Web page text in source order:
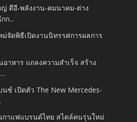
ญ่ ดีอี-พลังงาน-คมนาคม-ต่าง
ก...
ม่จัดพิธีเปิดงานนิทรรศการผลการ
าหาร แถลงความสำเร็จ สร้าง
นซ์ เปิดตัว The New Mercedes-
นกาแฟแบรนด์ไทย สไตล์คนรุ่นใหม่